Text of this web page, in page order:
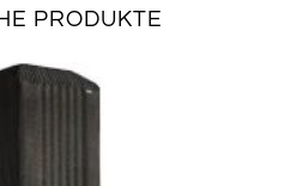
PRODUKTE